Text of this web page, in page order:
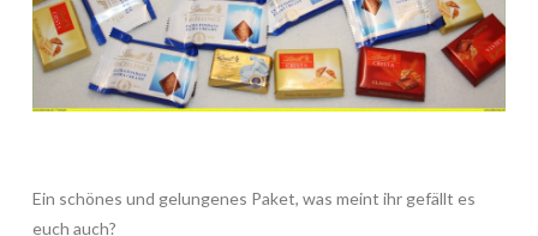
Ein schönes und gelungenes Paket, was meint ihr gefällt es
euch auch?